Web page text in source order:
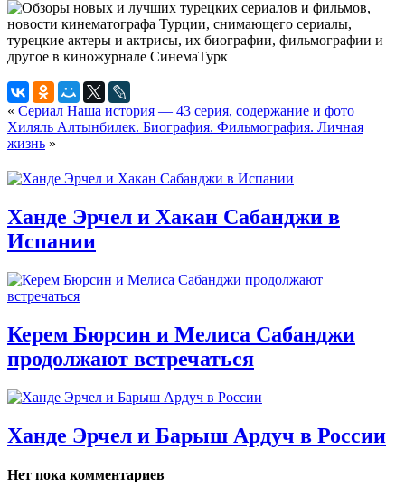
« Сериал Наша история — 43 серия, содержание и фото
Хиляль Алтынбилек. Биография. Фильмография. Личная
жизнь »
Ханде Эрчел и Хакан Сабанджи в
Испании
Керем Бюрсин и Мелиса Сабанджи
продолжают встречаться
Ханде Эрчел и Барыш Ардуч в России
Нет пока комментариев